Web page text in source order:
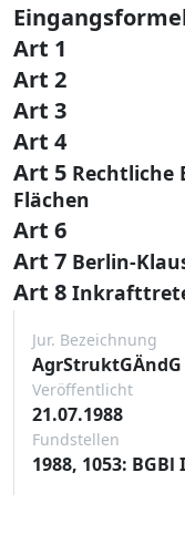
Art 1
Art 2
Art 3
Art 4
Art 5 Rechtliche
Flächen
Art 6
Art 7 Berlin-
Art 8
Jur. Bezeichnung
AgrStruktGÄndG
Veröffentlicht
21.07.1988
Fundstellen
1988, 1053: BGBl I